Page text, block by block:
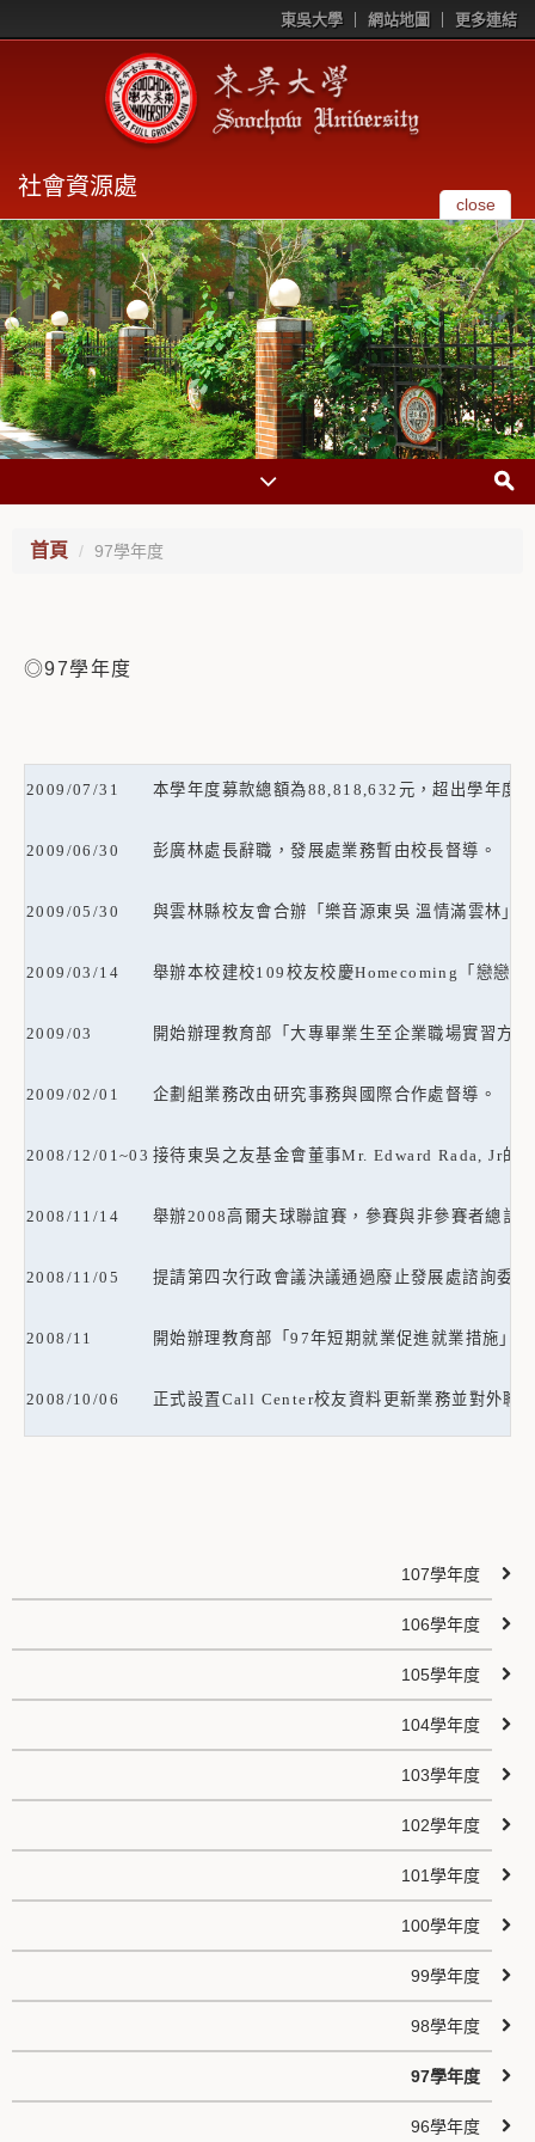
東吳大學 網站地圖 更多連結
社會資源處
close
首頁 97學年度
◎97學年度
2009/07/31 本學年度募款總額為88,818,632 元，超出學年度
2009/06/30 彭廣林處長辭職，發展處業務暫由校長督導。
2009/05/30 與雲林縣校友會合辦「樂音源東吳 溫情滿雲林」
2009/03/14 舉辦本校建校109 校友校慶Homecoming 「戀戀雙
2009/03 開始辦理教育部「大專畢業生至企業職場實習方
2009/02/01 企劃組業務改由研究事務與國際合作處督導。
2008/12/01~03 接待東吳之友基金會董事Mr. Edward Rada, Jr的
2008/11/14 舉辦2008 高爾夫球聯誼賽，參賽與非參賽者總計
2008/11/05 提請第四次行政會議決議通過廢止發展處諮詢委員
2008/11 開始辦理教育部「97年短期就業促進就業措施」
2008/10/06 正式設置Call Center校友資料更新業務並對外聯
107學年度
106學年度
105學年度
104學年度
103學年度
102學年度
101學年度
100學年度
99學年度
98學年度
97學年度
96學年度